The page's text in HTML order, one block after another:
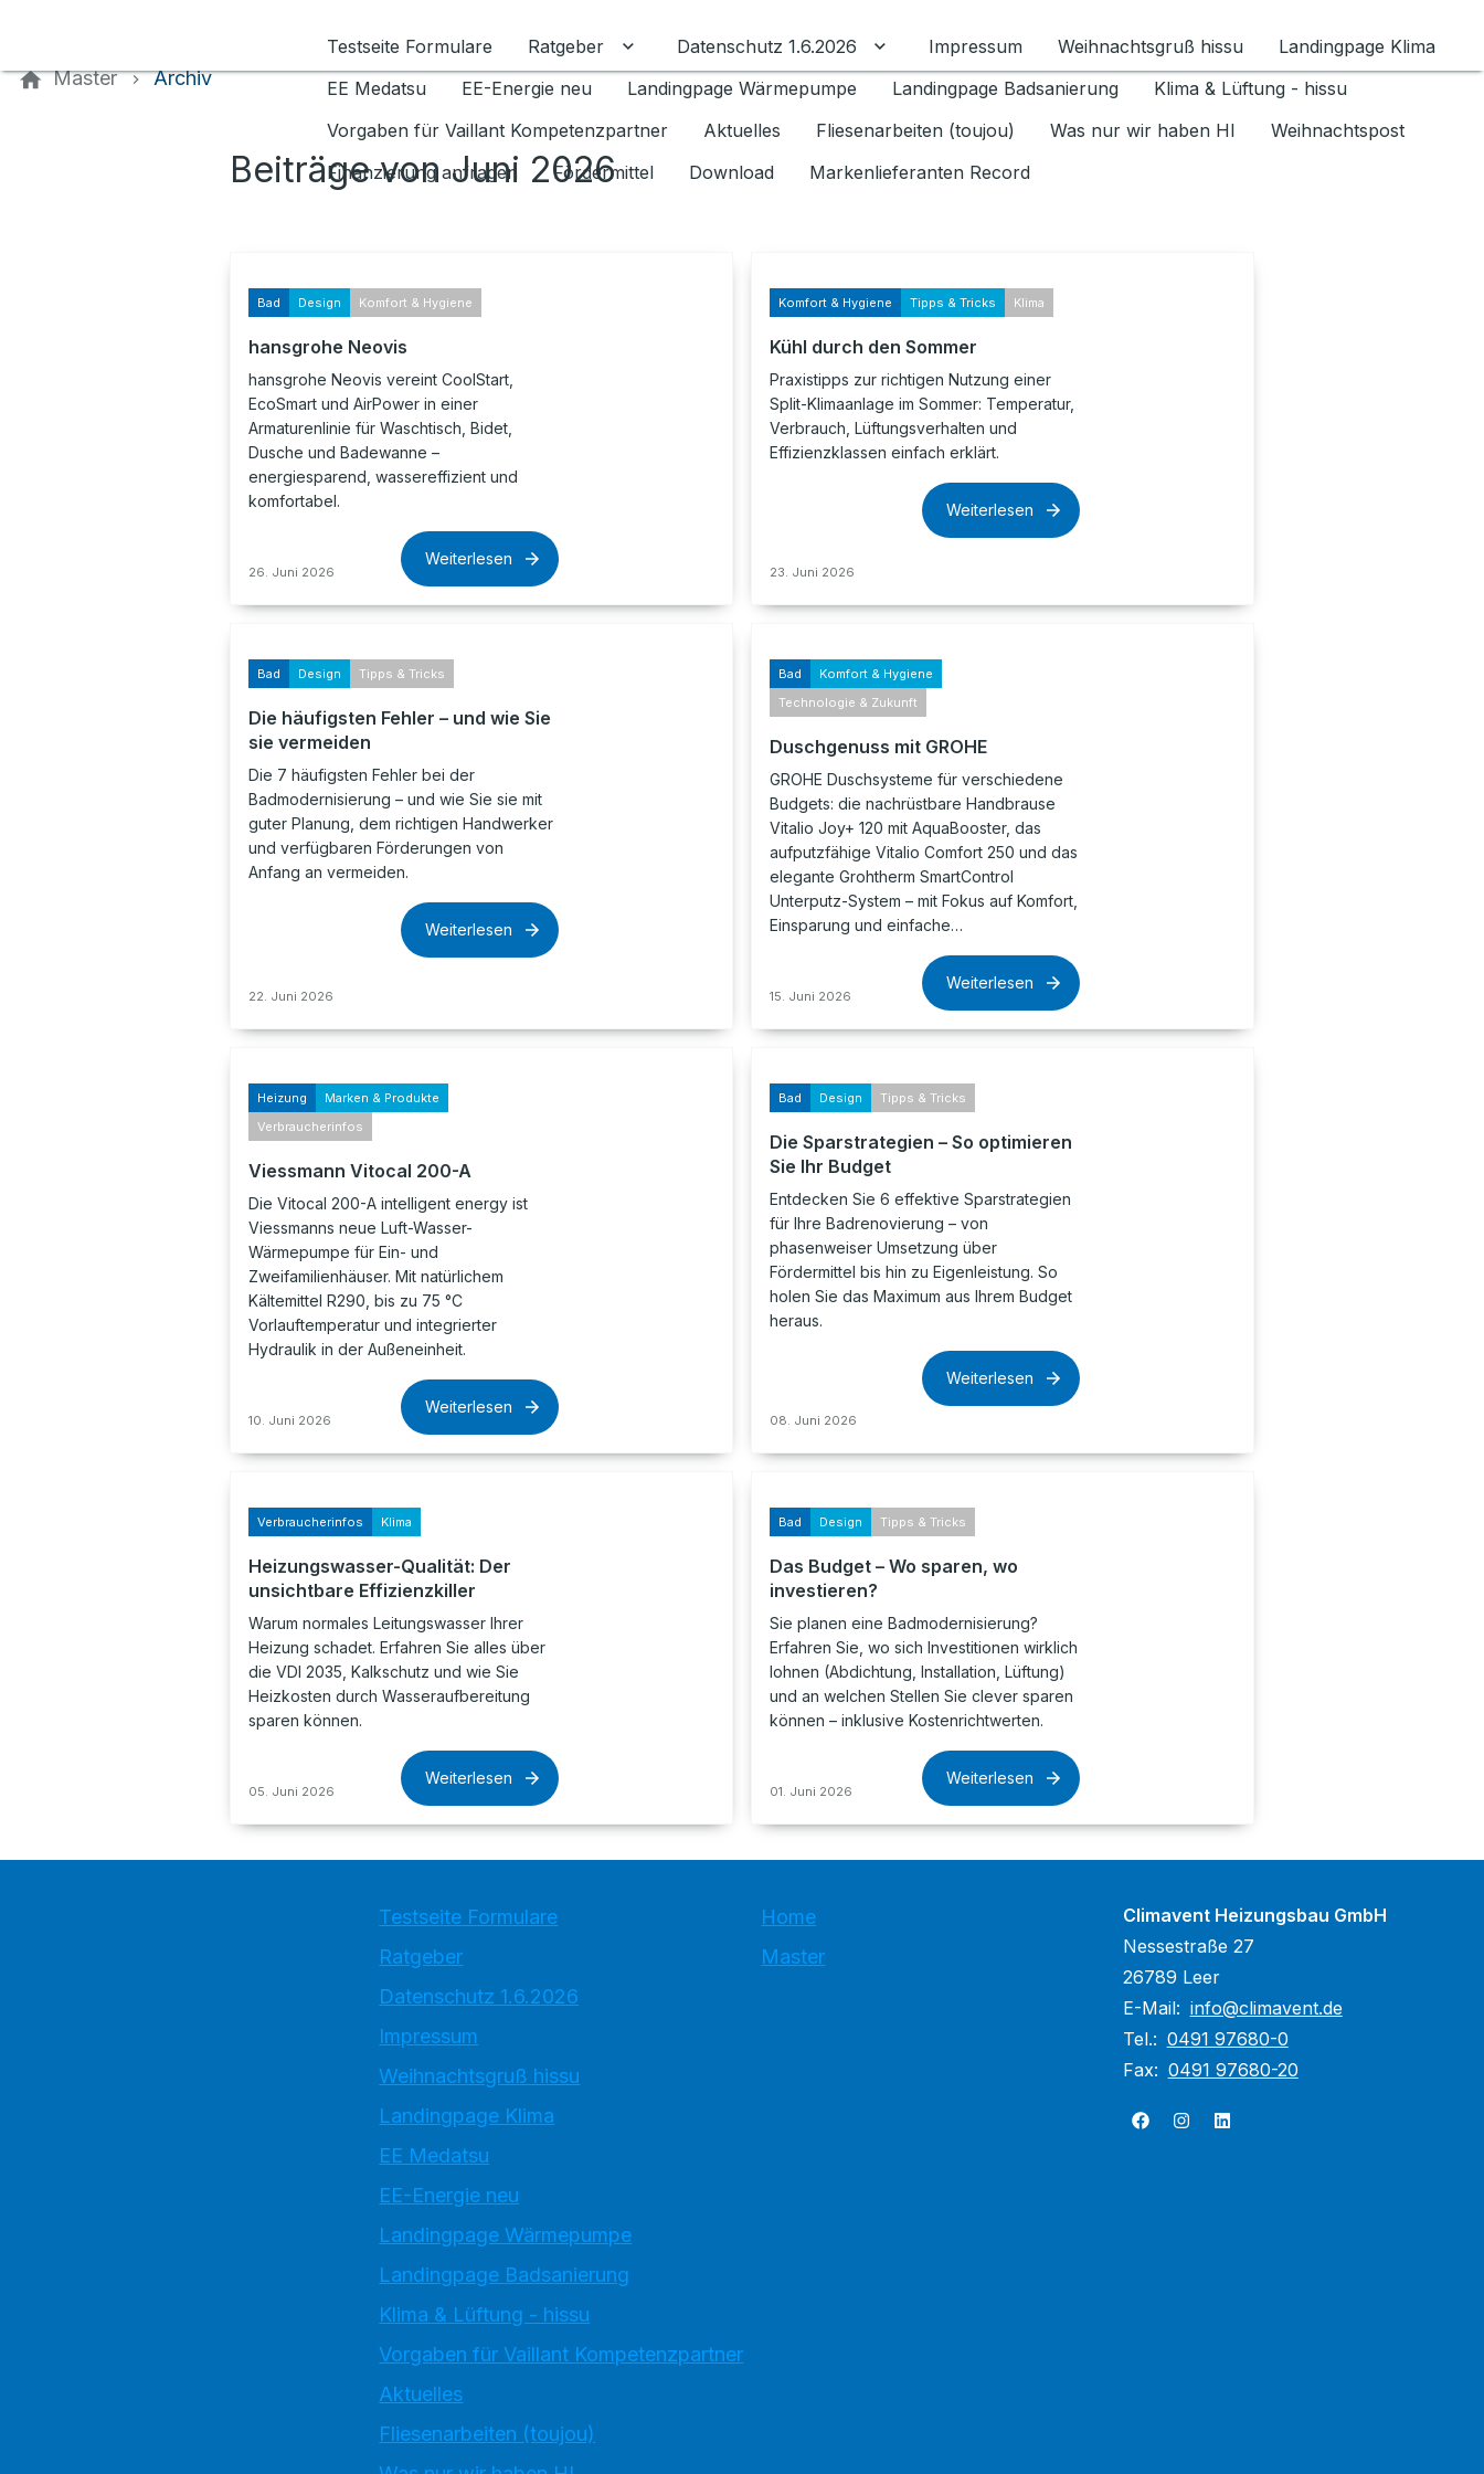
Testseite Formulare
Ratgeber Untermenü für Ratgeber umschalten
Datenschutz 1.6.2026 Untermenü für Datenschutz 1.6.2026 umschalten
Impressum Weihnachtsgruß hissu
Landingpage Klima
EE Medatsu
EE-Energie neu Landingpage Wärmepumpe Landingpage Badsanierung
Klima & Lüftung - hissu
Vorgaben für Vaillant Kompetenzpartner
Aktuelles Fliesenarbeiten (toujou) Was nur wir haben HI
Weihnachtspost
Finanzierung anfragen
Fördermittel Download Markenlieferanten Record
Master Archiv
Beiträge von Juni 2026
Bad Design Komfort & Hygiene
hansgrohe Neovis
hansgrohe Neovis vereint CoolStart,
EcoSmart und AirPower in einer
Armaturenlinie für Waschtisch, Bidet,
Dusche und Badewanne –
energiesparend, wassereffizient und
komfortabel.
26. Juni 2026
Weiterlesen
Komfort & Hygiene Tipps & Tricks Klima
Kühl durch den Sommer
Praxistipps zur richtigen Nutzung einer
Split-Klimaanlage im Sommer: Temperatur,
Verbrauch, Lüftungsverhalten und
Effizienzklassen einfach erklärt.
23. Juni 2026
Weiterlesen
Bad Design Tipps & Tricks
Die häufigsten Fehler – und wie Sie
sie vermeiden
Die 7 häufigsten Fehler bei der
Badmodernisierung – und wie Sie sie mit
guter Planung, dem richtigen Handwerker
und verfügbaren Förderungen von
Anfang an vermeiden.
22. Juni 2026
Weiterlesen
Bad
Komfort & Hygiene
Technologie & Zukunft
Duschgenuss mit GROHE
GROHE Duschsysteme für verschiedene
Budgets: die nachrüstbare Handbrause
Vitalio Joy+ 120 mit AquaBooster, das
aufputzfähige Vitalio Comfort 250 und das
elegante Grohtherm SmartControl
Unterputz-System – mit Fokus auf Komfort,
Einsparung und einfache…
15. Juni 2026
Weiterlesen
Heizung
Marken & Produkte
Verbraucherinfos
Viessmann Vitocal 200-A
Die Vitocal 200-A intelligent energy ist
Viessmanns neue Luft-Wasser-
Wärmepumpe für Ein- und
Zweifamilienhäuser. Mit natürlichem
Kältemittel R290, bis zu 75 °C
Vorlauftemperatur und integrierter
Hydraulik in der Außeneinheit.
10. Juni 2026
Weiterlesen
Bad Design Tipps & Tricks
Die Sparstrategien – So optimieren
Sie Ihr Budget
Entdecken Sie 6 effektive Sparstrategien
für Ihre Badrenovierung – von
phasenweiser Umsetzung über
Fördermittel bis hin zu Eigenleistung. So
holen Sie das Maximum aus Ihrem Budget
heraus.
08. Juni 2026
Weiterlesen
Verbraucherinfos Klima
Heizungswasser-Qualität: Der
unsichtbare Effizienzkiller
Warum normales Leitungswasser Ihrer
Heizung schadet. Erfahren Sie alles über
die VDI 2035, Kalkschutz und wie Sie
Heizkosten durch Wasseraufbereitung
sparen können.
05. Juni 2026
Weiterlesen
Bad Design Tipps & Tricks
Das Budget – Wo sparen, wo
investieren?
Sie planen eine Badmodernisierung?
Erfahren Sie, wo sich Investitionen wirklich
lohnen (Abdichtung, Installation, Lüftung)
und an welchen Stellen Sie clever sparen
können – inklusive Kostenrichtwerten.
01. Juni 2026
Weiterlesen
Testseite Formulare
Ratgeber
Datenschutz 1.6.2026
Impressum
Weihnachtsgruß hissu
Landingpage Klima
EE Medatsu
EE-Energie neu
Landingpage Wärmepumpe
Landingpage Badsanierung
Klima & Lüftung - hissu
Vorgaben für Vaillant Kompetenzpartner
Aktuelles
Fliesenarbeiten (toujou)
Home
Master
Climavent Heizungsbau GmbH
Nessestraße 27
26789 Leer
E-Mail: info@climavent.de
Tel.: 0491 97680-0
Fax: 0491 97680-20